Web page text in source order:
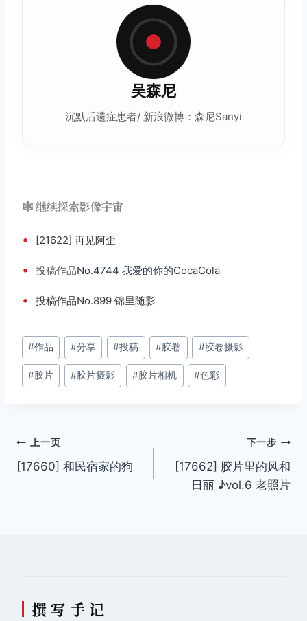
吴森尼
沉默后遗症患者/ 新浪微博：森尼Sanyi
🕸️ 继续探索影像宇宙
• [21622] 再见阿歪
• 投稿作品No.4744 我爱的你的CocaCola
• 投稿作品No.899 锦里随影
文
章
标
#作品 #分享 #投稿 #胶卷 #胶卷摄影
#胶片 #胶片摄影 #胶片相机 #色彩
文
章
上一页
[17660] 和民宿家的狗
下一步
[17662] 胶片里的风和
日丽 ♪vol.6 老照片
撰 写 手 记